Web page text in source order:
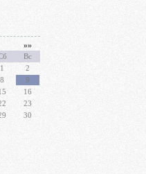
»»
Вс
1
2
8
9
16
23
30